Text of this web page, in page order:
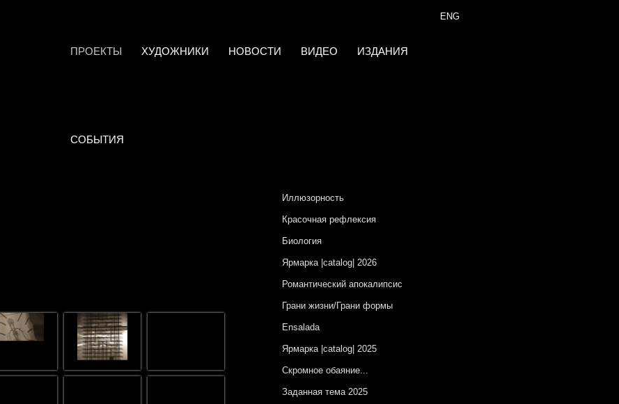
ENG
ПРОЕКТЫ ХУДОЖНИКИ НОВОСТИ ВИДЕО ИЗДАНИЯ
СОБЫТИЯ
Иллюзорность
Красочная рефлексия
Биология
Ярмарка |catalog| 2026
Романтический апокалипсис
Грани жизни/Грани формы
Ensalada
Ярмарка |catalog| 2025
Скромное обаяние...
Заданная тема 2025